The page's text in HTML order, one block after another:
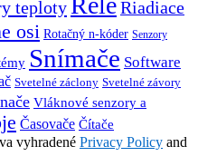
teploty
Riadiace
osi Rotačný n-kóder Senzory
Snímače Software
Svetelné záclony Svetelné závory
Vláknové senzory a
Časovače Čítače
vyhradené Privacy Policy and